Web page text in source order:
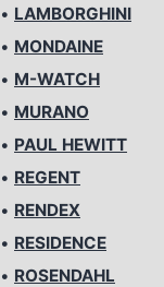
• LAMBORGHINI
• MONDAINE
• M-WATCH
• MURANO
• PAUL HEWITT
• REGENT
• RENDEX
• RESIDENCE
• ROSENDAHL